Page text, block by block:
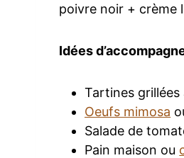
poivre noir + crème
Idées
Tartines
Oeufs mimosa
Salade de
Pain maison ou